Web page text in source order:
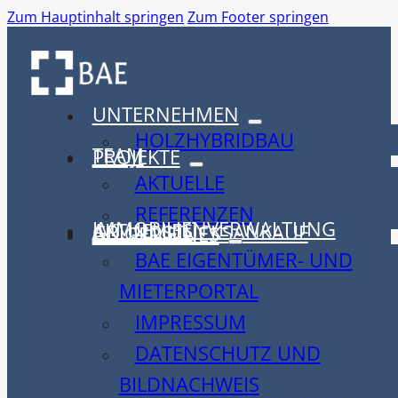
Zum Hauptinhalt springen Zum Footer springen
UNTERNEHMEN
HOLZHYBRIDBAU
TEAM
PROJEKTE
AKTUELLE
REFERENZEN
IMMOBILIENVERWALTUNG
AKTUELLES
GRUNDSTÜCKSANKAUF
ALLGEMEINES
BAE EIGENTÜMER- UND
MIETERPORTAL
IMPRESSUM
DATENSCHUTZ UND
BILDNACHWEIS